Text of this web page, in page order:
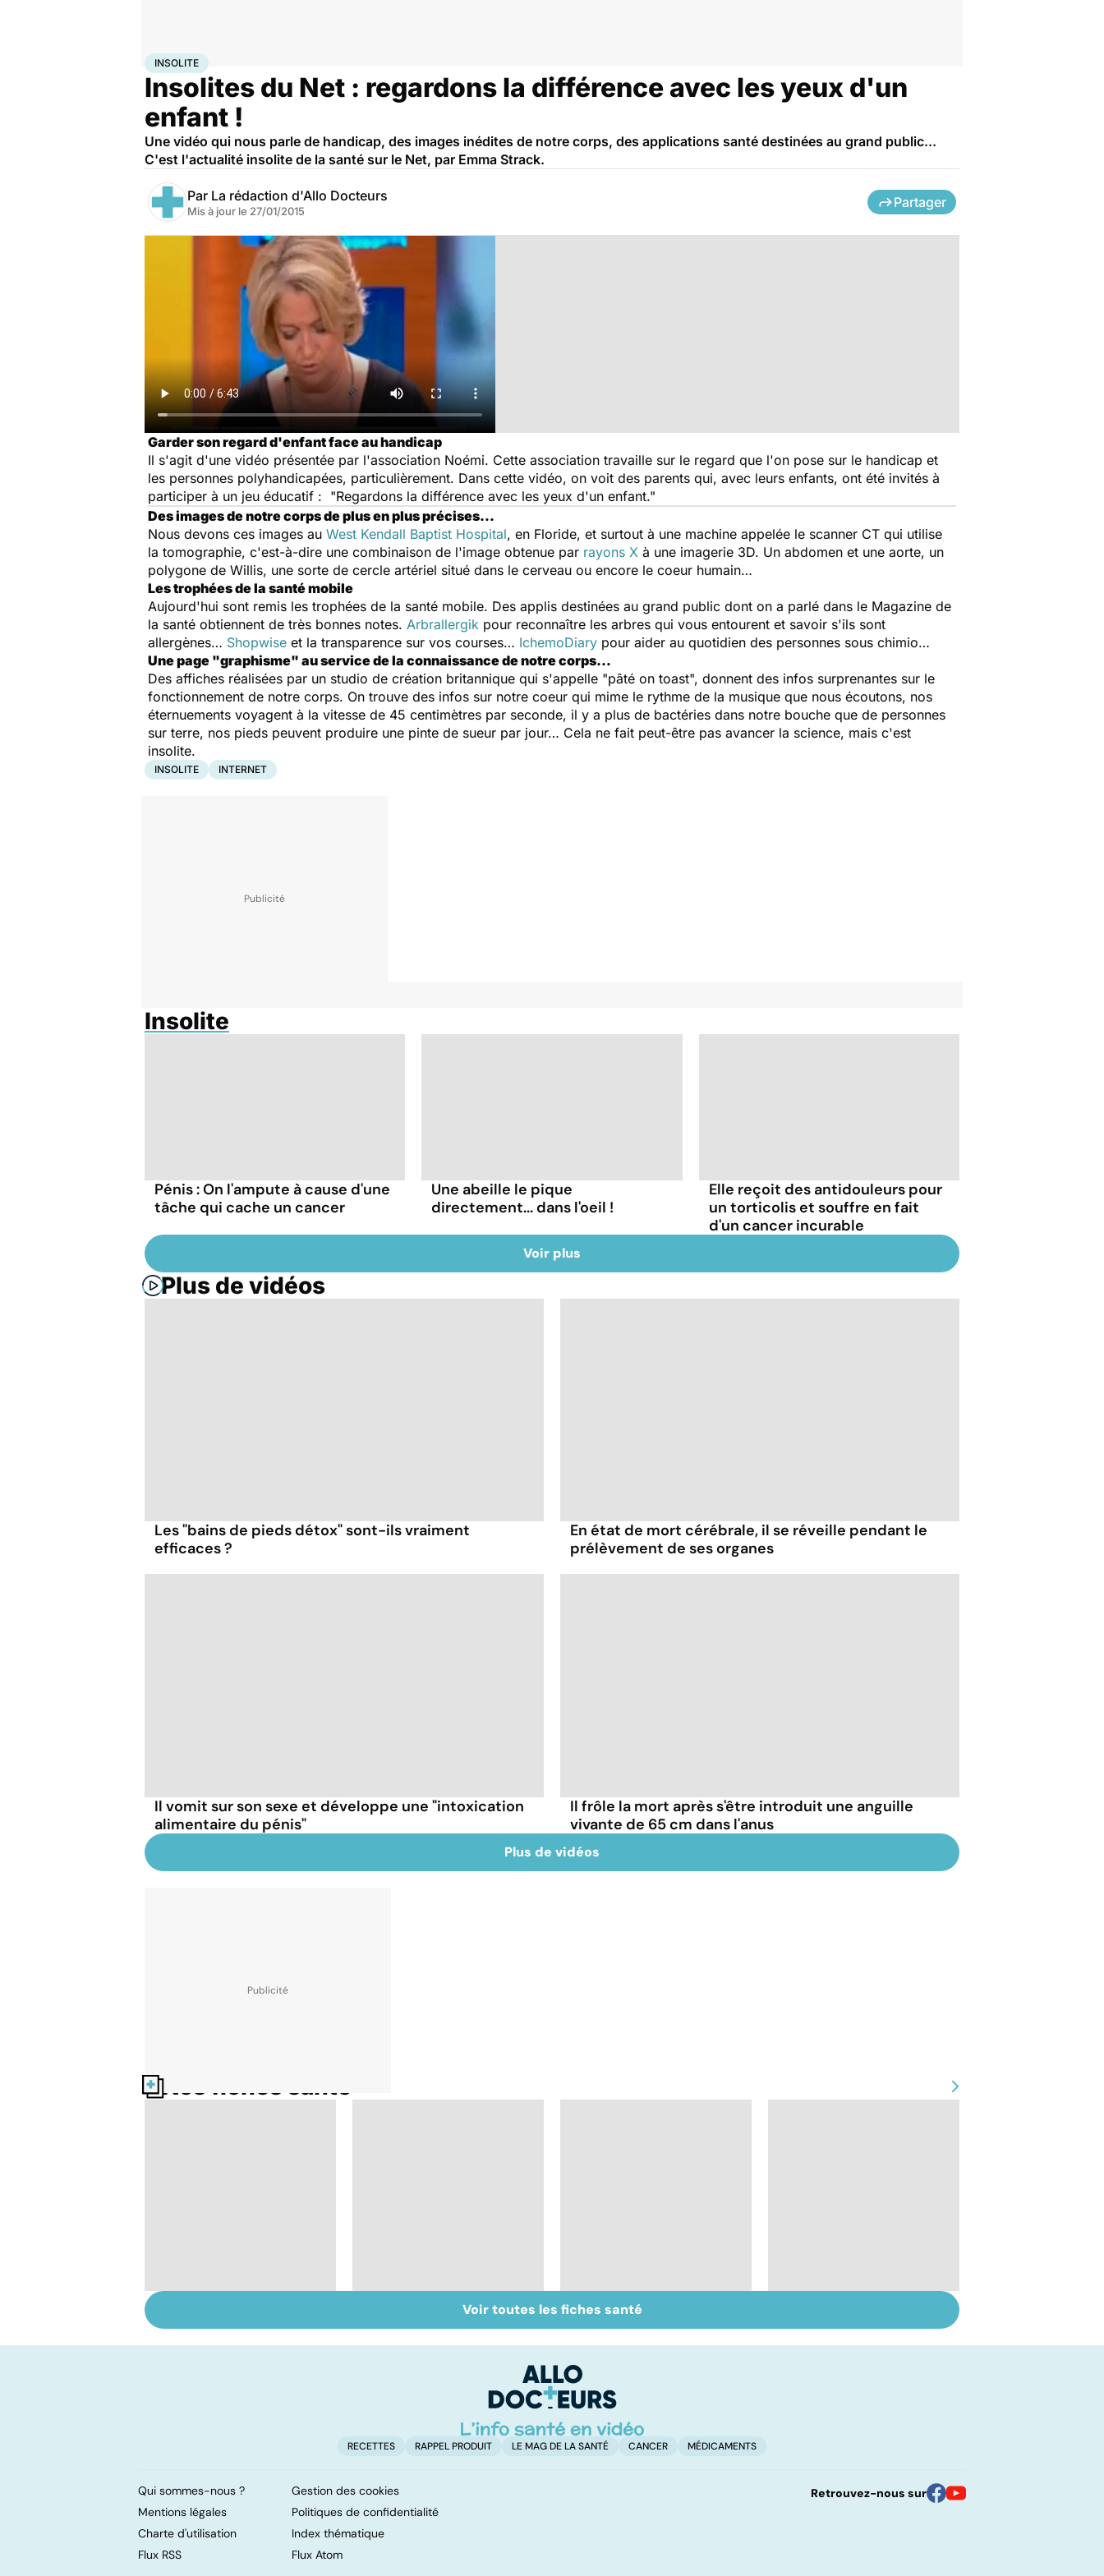
AccueilSantéInsolite
INSOLITE
Insolites du Net : regardons la différence avec les yeux d'un
enfant !
Une vidéo qui nous parle de handicap, des images inédites de notre corps, des applications santé destinées au grand public...
C'est l'actualité insolite de la santé sur le Net, par Emma Strack.
Par La rédaction d'Allo Docteurs
Mis à jour le 27/01/2015
Partager
Garder son regard d'enfant face au handicap
Il s'agit d'une vidéo présentée par l'association Noémi. Cette association travaille sur le regard que l'on pose sur le handicap et
les personnes polyhandicapées, particulièrement. Dans cette vidéo, on voit des parents qui, avec leurs enfants, ont été invités à
participer à un jeu éducatif : "Regardons la différence avec les yeux d'un enfant."
Des images de notre corps de plus en plus précises…
Nous devons ces images au West Kendall Baptist Hospital, en Floride, et surtout à une machine appelée le scanner CT qui utilise
la tomographie, c'est-à-dire une combinaison de l'image obtenue par rayons X à une imagerie 3D. Un abdomen et une aorte, un
polygone de Willis, une sorte de cercle artériel situé dans le cerveau ou encore le coeur humain…
Les trophées de la santé mobile
Aujourd'hui sont remis les trophées de la santé mobile. Des applis destinées au grand public dont on a parlé dans le Magazine de
la santé obtiennent de très bonnes notes. Arbrallergik pour reconnaître les arbres qui vous entourent et savoir s'ils sont
allergènes… Shopwise et la transparence sur vos courses… IchemoDiary pour aider au quotidien des personnes sous chimio…
Une page "graphisme" au service de la connaissance de notre corps…
Des affiches réalisées par un studio de création britannique qui s'appelle "pâté on toast", donnent des infos surprenantes sur le
fonctionnement de notre corps. On trouve des infos sur notre coeur qui mime le rythme de la musique que nous écoutons, nos
éternuements voyagent à la vitesse de 45 centimètres par seconde, il y a plus de bactéries dans notre bouche que de personnes
sur terre, nos pieds peuvent produire une pinte de sueur par jour… Cela ne fait peut-être pas avancer la science, mais c'est
insolite.
INSOLITE INTERNET
Insolite
Pénis : On l'ampute à cause d'une
tâche qui cache un cancer
Une abeille le pique
directement... dans l'oeil !
Elle reçoit des antidouleurs pour
un torticolis et souffre en fait
d'un cancer incurable
Voir plus
Plus de vidéos
Les "bains de pieds détox" sont-ils vraiment
efficaces ?
En état de mort cérébrale, il se réveille pendant le
prélèvement de ses organes
Il vomit sur son sexe et développe une "intoxication
alimentaire du pénis"
Il frôle la mort après s'être introduit une anguille
vivante de 65 cm dans l'anus
Plus de vidéos
Nos fiches santé
infections
Inflammation des
amygdales : que faire
Suicide : prévenir le
passage à l'acte
complexe
Voir toutes les fiches santé
RECETTES RAPPEL PRODUIT LE MAG DE LA SANTÉ CANCER MÉDICAMENTS
Qui sommes-nous ?
Gestion des cookies
Mentions légales
Politiques de confidentialité
Charte d'utilisation
Index thématique
Flux RSS
Flux Atom
Retrouvez-nous sur